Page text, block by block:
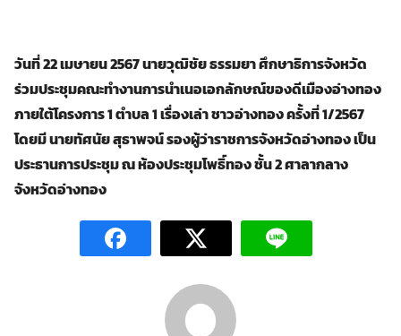
Search
วันที่ 22 เมษายน 2567 นายวุฒิชัย ธรรมยา ศึกษาธิการจังหวัด
ร่วมประชุมคณะทำงานการนำเนอเอกลักษณ์ของดีเมืองอ่างทอง
ภายใต้โครงการ 1 ตำบล 1 เรื่องเล่า ชาวอ่างทอง ครั้งที่ 1/2567
โดยมี นายทัศนัย สุธาพจน์ รองผู้ว่าราชการจังหวัดอ่างทอง เป็น
ประธานการประชุม ณ ห้องประชุมโพธิ์ทอง ชั้น 2 ศาลากลาง
จังหวัดอ่างทอง